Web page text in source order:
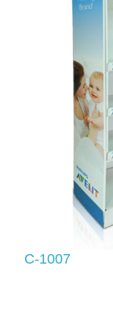
C-1007